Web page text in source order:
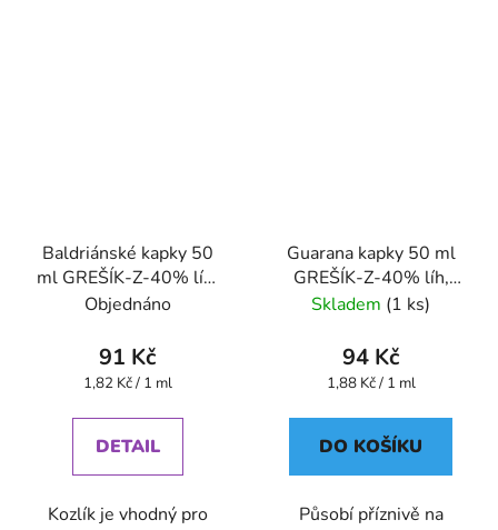
Baldriánské kapky 50
ml GREŠÍK-Z-40% líh,
Bylinné kapky
Objednáno
91 Kč
Měrná
1,82 Kč / 1 ml
DETAIL
Kozlík je vhodný pro
Guarana kapky 50 ml
GREŠÍK-Z-40% líh,
Bylinné kapky
Skladem (1 ks)
94 Kč
Měrná
1,88 Kč / 1 ml
DO KOŠÍKU
Působí příznivě na